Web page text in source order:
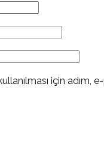
için adım,